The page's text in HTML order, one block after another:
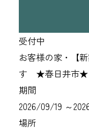
受付中
お客様の家・【
す ★春日井市★
期間
2026/09/19 ～
場所